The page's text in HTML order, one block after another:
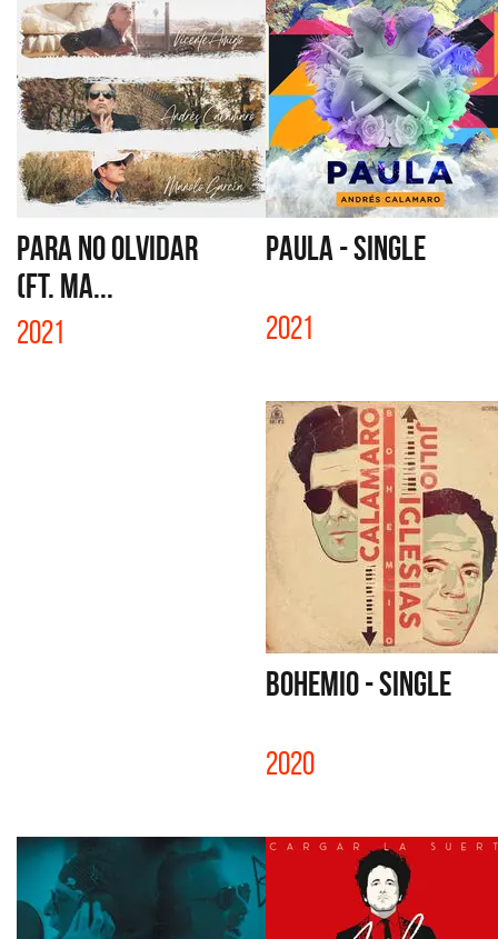
PARA NO OLVIDAR
(FT. MA...
2021
PAULA - SINGLE
2021
BOHEMIO - SINGLE
2020